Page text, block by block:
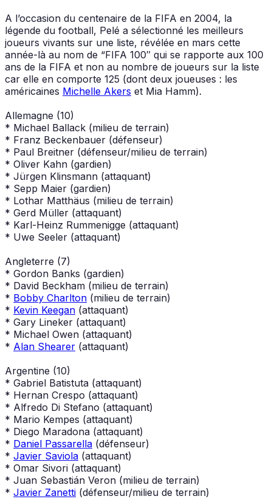
A l’occasion du centenaire de la FIFA en 2004, la
légende du football, Pelé a sélectionné les meilleurs
joueurs vivants sur une liste, révélée en mars cette
année-là au nom de “FIFA 100″ qui se rapporte aux 100
ans de la FIFA et non au nombre de joueurs sur la liste
car elle en comporte 125 (dont deux joueuses : les
américaines Michelle Akers et Mia Hamm).
Allemagne (10)
* Michael Ballack (milieu de terrain)
* Franz Beckenbauer (défenseur)
* Paul Breitner (défenseur/milieu de terrain)
* Oliver Kahn (gardien)
* Jürgen Klinsmann (attaquant)
* Sepp Maier (gardien)
* Lothar Matthäus (milieu de terrain)
* Gerd Müller (attaquant)
* Karl-Heinz Rummenigge (attaquant)
* Uwe Seeler (attaquant)
Angleterre (7)
* Gordon Banks (gardien)
* David Beckham (milieu de terrain)
* Bobby Charlton (milieu de terrain)
* Kevin Keegan (attaquant)
* Gary Lineker (attaquant)
* Michael Owen (attaquant)
* Alan Shearer (attaquant)
Argentine (10)
* Gabriel Batistuta (attaquant)
* Hernan Crespo (attaquant)
* Alfredo Di Stefano (attaquant)
* Mario Kempes (attaquant)
* Diego Maradona (attaquant)
* Daniel Passarella (défenseur)
* Javier Saviola (attaquant)
* Omar Sivori (attaquant)
* Juan Sebastián Veron (milieu de terrain)
* Javier Zanetti (défenseur/milieu de terrain)